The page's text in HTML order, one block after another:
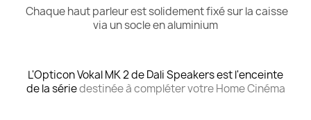
Chaque haut parleur est solidement fixé sur la caisse
via un socle en aluminium
L'Opticon Vokal MK 2 de Dali Speakers est l'enceinte
de la sériedestinée à compléter votre Home Cinéma